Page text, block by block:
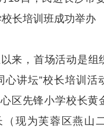
长培训班成功举办
，首场活动是组
心讲坛”校长培训活
区先锋小学校长黄
（现为芙蓉区燕山